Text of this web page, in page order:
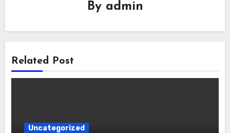
By admin
Related Post
Uncategorized